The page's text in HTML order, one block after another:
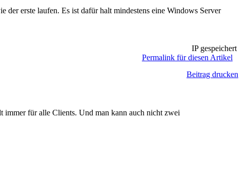
erste laufen. Es ist dafür halt mindestens eine Windows Server
IP gespeichert
Permalink für diesen Artikel
Beitrag drucken
immer für alle Clients. Und man kann auch nicht zwei